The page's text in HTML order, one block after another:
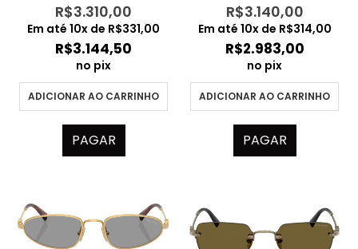
R$3.310,00
Em até 10x de R$331,00
R$3.144,50
no pix
ADICIONAR AO CARRINHO
PAGAR
R$3.140,00
Em até 10x de R$314,00
R$2.983,00
no pix
ADICIONAR AO CARRINHO
PAGAR